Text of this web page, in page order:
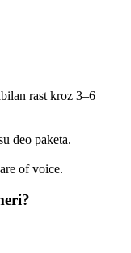
rast kroz 3–6
deo paketa.
of voice.